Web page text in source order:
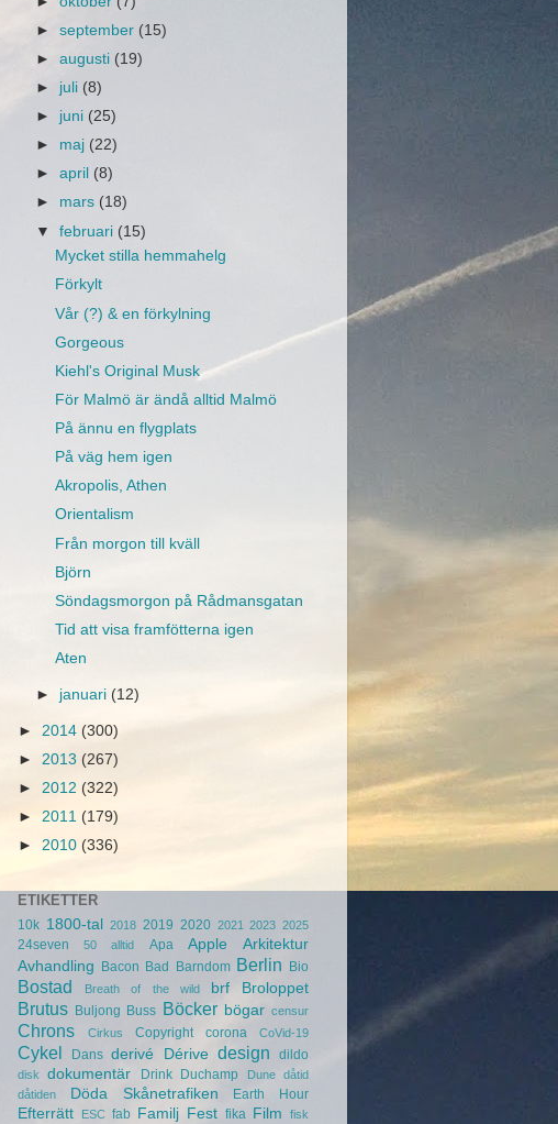
►september (15)
►augusti (19)
► juli (8)
► juni (25)
► maj (22)
►april (8)
► mars (18)
▼februari (15)
Mycket stilla hemmahelg
Förkylt
Vår (?) & en förkylning
Gorgeous
Kiehl's Original Musk
För Malmö är ändå alltid Malmö
På ännu en flygplats
På väg hem igen
Akropolis, Athen
Orientalism
Från morgon till kväll
Björn
Söndagsmorgon på Rådmansgatan
Tid att visa framfötterna igen
Aten
► januari (12)
► 2014 (300)
► 2013 (267)
► 2012 (322)
► 2011 (179)
► 2010 (336)
ETIKETTER
10k 1800-tal 2018 2019 2020 2021 2023 2025
24seven 50 alltid Apa Apple
Arkitektur
Avhandling
Bacon Bad Barndom Berlin Bio
Bostad Breath of the wild brf Broloppet
Brutus Buljong Buss Böcker bögar censur
Chrons Cirkus Copyright corona CoVid-19
Cykel Dans derivé Dérive design dildo
disk dokumentär Drink Duchamp Dune
dåtid
dåtiden
Döda Skånetrafiken Earth Hour
Efterrätt ESC fab Familj Fest fika Film fisk